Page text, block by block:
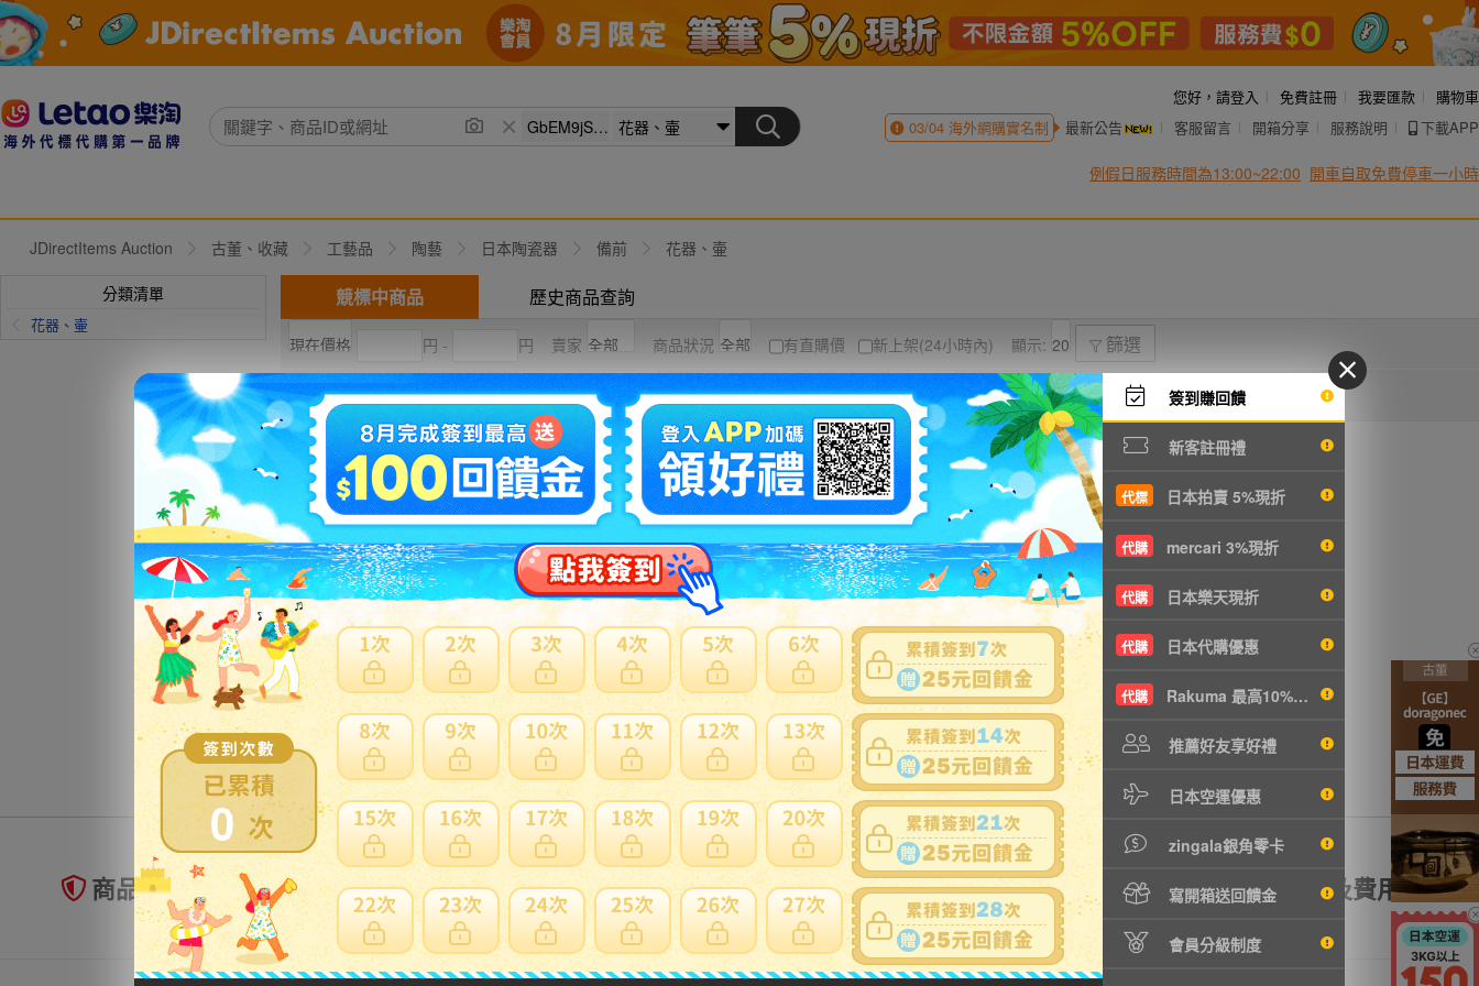
0
簽到賺回饋
新客註冊禮
代標 日本拍賣 5%現折
代購 mercari 3%現折
代購 日本樂天現折
代購 日本代購優惠
代購 Rakuma 最高10%現折
推薦好友享好禮
日本空運優惠
zingala銀角零卡
寫開箱送回饋金
會員分級制度
您好， 請登入 免費註冊 我要匯款
購物車
03/04海外網購實名制 最新公告 客服留言 開箱分享 服務說明 下載APP
例假日服務時間為13:00~22:00 開車自取免費停車一小時
JDirectItems Auction 古董、收藏 工藝品 陶藝 日本陶瓷器 備前 花器、壷
分類清單
花器、壷
競標中商品 歷史商品查詢
円 - 円 賣家 商品狀況 有直購價 新上架(24小時內) 顯示: 篩選
現在出價 直購價 競標高到低 結標時間 圖片 列表
賣家GbEM9jSQa13UjiXAuPbeSgdKHKGTL沒有商品拍賣
0~0件 / 0件跳至頁
商品未到貨全額理賠 賣家寄錯全額處理 運送損壞全額理賠 全透明資訊及費用